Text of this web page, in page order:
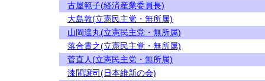
古屋範子(経済産業委員長)
大島敦(立憲民主党・無所属)
山岡達丸(立憲民主党・無所属)
落合貴之(立憲民主党・無所属)
菅直人(立憲民主党・無所属)
漆間譲司(日本維新の会)